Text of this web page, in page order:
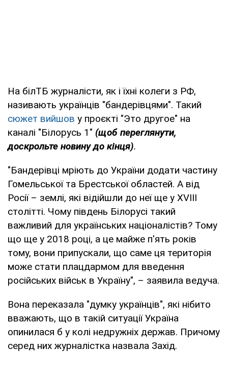
На білТБ журналісти, як і їхні колеги з РФ,
називають українців "бандерівцями". Такий
сюжет вийшов у проєкті "Это другое" на
каналі "Білорусь 1" (щоб переглянути,
доскрольте новину до кінця).
"Бандерівці мріють до України додати частину
Гомельської та Брестської областей. А від
Росії – землі, які відійшли до неї ще у XVIII
столітті. Чому південь Білорусі такий
важливий для українських націоналістів? Тому
що ще у 2018 році, а це майже п'ять років
тому, вони припускали, що саме ця територія
може стати плацдармом для введення
російських військ в Україну", – заявила ведуча.
Вона переказала "думку українців", які нібито
вважають, що в такій ситуації Україна
опинилася б у колі недружніх держав. Причому
серед них журналістка назвала Захід.